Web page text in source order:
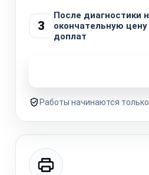
3
После диагностики
окончательную
доплат
Работы начинаются только